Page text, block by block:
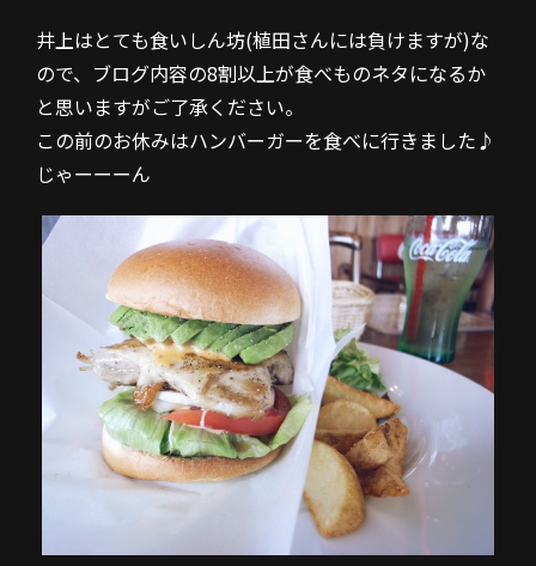
井上はとても食いしん坊(植田さんには負けますが)な
ので、ブログ内容の8割以上が食べものネタになるか
と思いますがご了承ください。
この前のお休みはハンバーガーを食べに行きました♪
じゃーーーん